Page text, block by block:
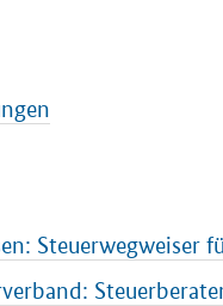
Steuerwegweiser